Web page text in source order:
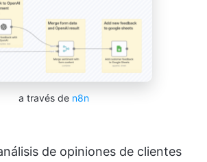
a través de n8n
de opiniones de clientes